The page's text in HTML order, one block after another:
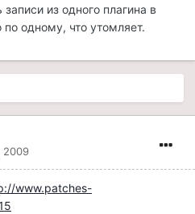
из одного плагина в
одному, что утомляет.
2009
www.patches-